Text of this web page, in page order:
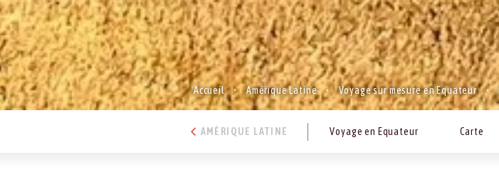
Accueil Amérique Latine Voyage sur mesure en Equateur
AMÉRIQUE LATINE Voyage en Equateur Carte